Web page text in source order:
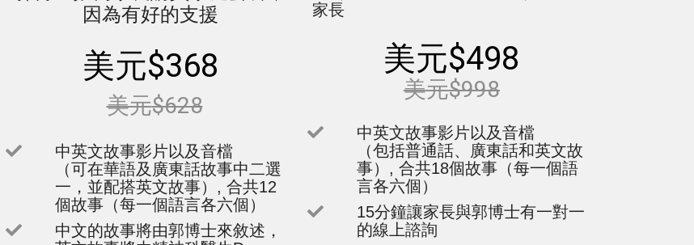
因為有好的支援
美元$368
美元$628
中英文故事影片以及音檔
（可在華語及廣東話故事中二選
一，並配搭英文故事）, 合共12
個故事（每一個語言各六個）
中文的故事將由郭博士來敘述，
家長
美元$498
美元$998
中英文故事影片以及音檔
（包括普通話、廣東話和英文故
事）, 合共18個故事（每一個語
言各六個）
15分鐘讓家長與郭博士有一對一
的線上諮詢